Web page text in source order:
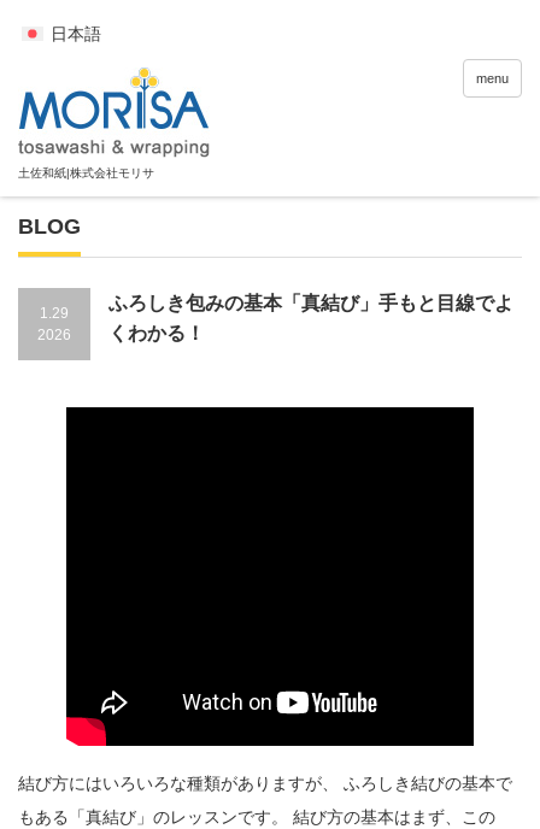
日本語
menu
BLOG
1.29
2026
ふろしき包みの基本「真結び」手もと目線でよ
くわかる！
結び方にはいろいろな種類がありますが、 ふろしき結びの基本で
もある「真結び」のレッスンです。 結び方の基本はまず、この